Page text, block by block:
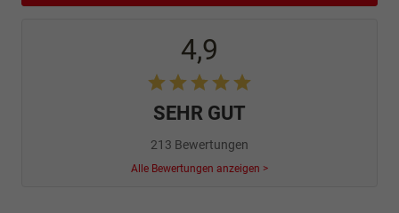
4,9
SEHR GUT
213 Bewertungen
Alle Bewertungen anzeigen >